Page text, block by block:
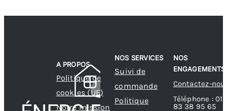
A PROPOS
Politique de
cookies (UE)
Notre mission
NOS SERVICES
Suivi de
commande
Politique
NOS
ENGAGEMENTS
Contactez-
Téléphone : 01
83 38 95 65